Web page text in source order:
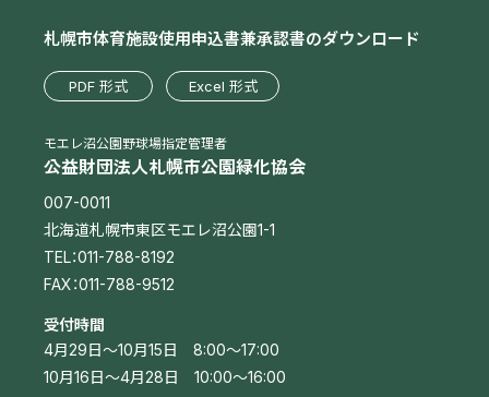
札幌市体育施設使用申込書兼承認書のダウンロード
PDF 形式 Excel 形式
モエレ沼公園野球場指定管理者
公益財団法人札幌市公園緑化協会
007-0011
北海道札幌市東区モエレ沼公園1-1
TEL：011-788-8192
FAX：011-788-9512
受付時間
4月29日～10月15日 8:00～17:00
10月16日～4月28日 10:00～16:00